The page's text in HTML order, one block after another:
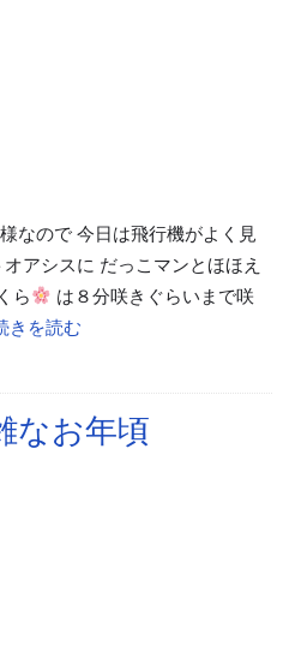
なので 今日は飛行機がよく見
アシスに だっこマンとほほえ
ら
は８分咲きぐらいまで咲
きを読む
なお年頃